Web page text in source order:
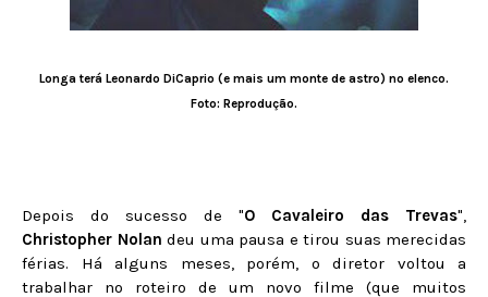
Longa terá Leonardo DiCaprio (e mais um monte de astro) no elenco.
Foto: Reprodução.
Depois do sucesso de "O Cavaleiro das Trevas",
Christopher Nolan deu uma pausa e tirou suas merecidas
férias. Há alguns meses, porém, o diretor voltou a
trabalhar no roteiro de um novo filme (que muitos